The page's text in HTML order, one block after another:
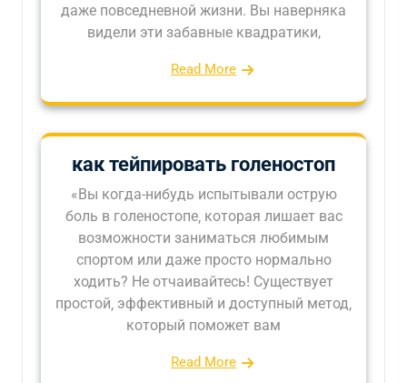
даже повседневной жизни. Вы наверняка
видели эти забавные квадратики,
Read More
как тейпировать голеностоп
«Вы когда-нибудь испытывали острую
боль в голеностопе‚ которая лишает вас
возможности заниматься любимым
спортом или даже просто нормально
ходить? Не отчаивайтесь! Существует
простой‚ эффективный и доступный метод‚
который поможет вам
Read More